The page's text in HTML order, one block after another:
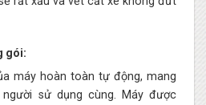
gói:
máy hoàn toàn tự động, mang
sử dụng cùng. Máy được